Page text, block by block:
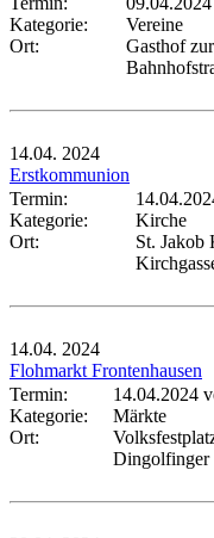
Kategorie:
Vereine
Ort:
Gasthof
14.04. 2024
Erstkommunion
Termin:
Kategorie:
Kirche
Ort:
St. Jakob
14.04. 2024
Flohmarkt Frontenhausen
Termin:
14.04.2024
Kategorie:
Märkte
Ort:
Dingolfinger